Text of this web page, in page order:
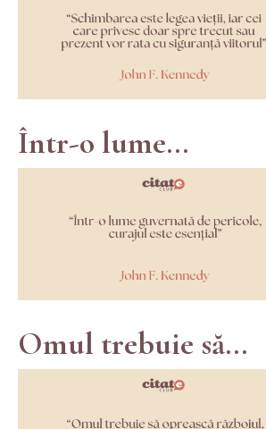
Într-o lume...
Omul trebuie să...